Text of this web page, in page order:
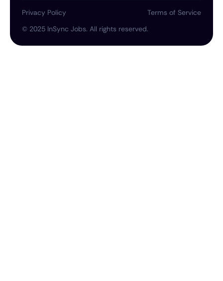
© 2025 InSync Jobs. All rights reserved.
Privacy Policy Terms of Service